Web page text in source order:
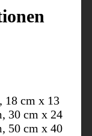
18 cm x 13
30 cm x 24
50 cm x 40